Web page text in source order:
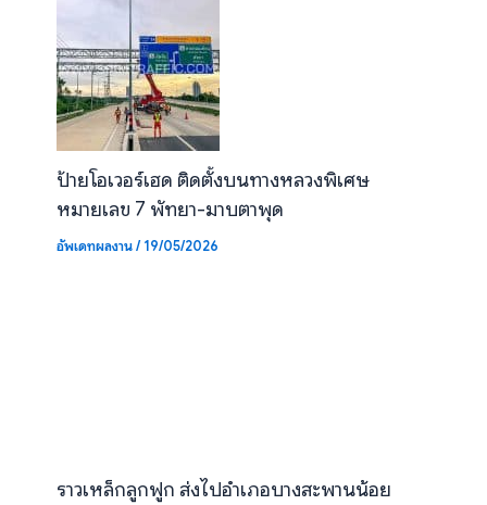
ป้ายโอเวอร์เฮด ติดตั้งบนทางหลวงพิเศษ
หมายเลข 7 พัทยา-มาบตาพุด
อัพเดทผลงาน/19/05/2026
ราวเหล็กลูกฟูก ส่งไปอำเภอบางสะพานน้อย